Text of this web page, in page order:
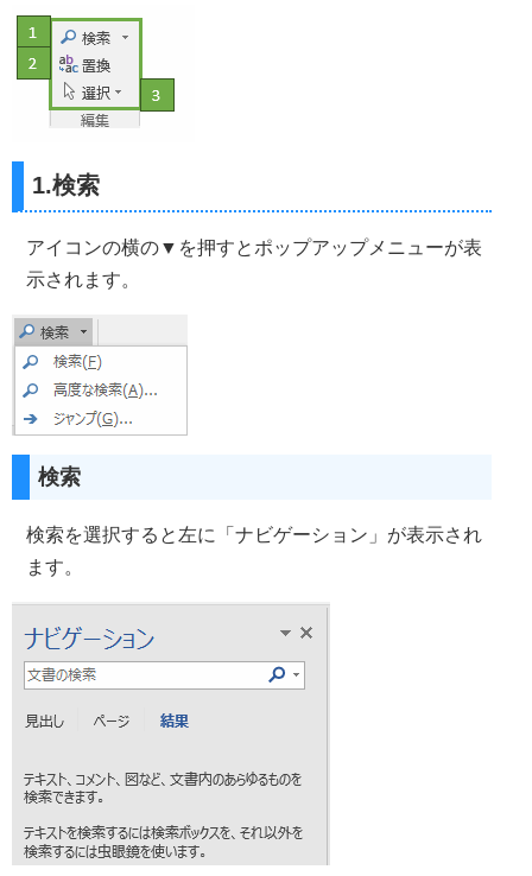
1.検索
アイコンの横の▼を押すとポップアップメニューが表
示されます。
検索
検索を選択すると左に「ナビゲーション」が表示され
ます。